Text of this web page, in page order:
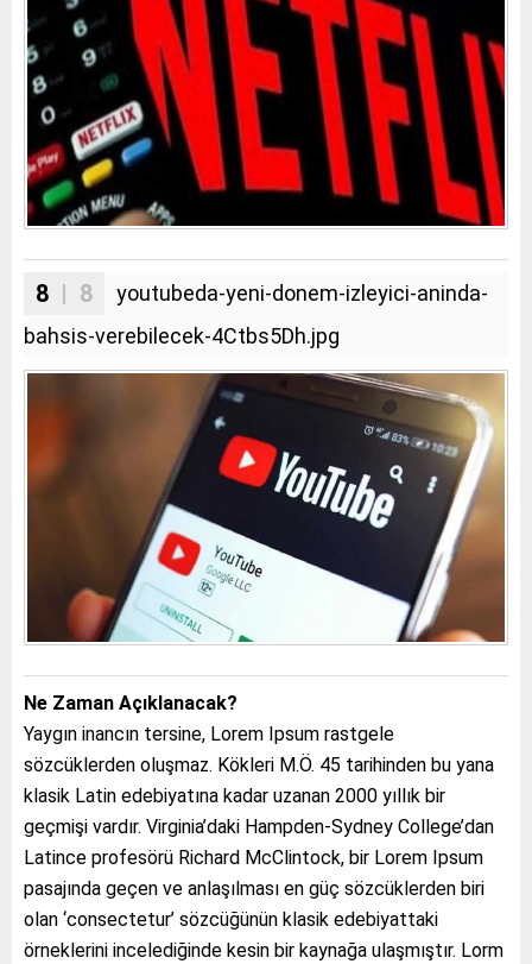
8 | 8
youtubeda-yeni-donem-izleyici-aninda-
bahsis-verebilecek-4Ctbs5Dh.jpg
Ne Zaman Açıklanacak?
Yaygın inancın tersine, Lorem Ipsum rastgele
sözcüklerden oluşmaz. Kökleri M.Ö. 45 tarihinden bu yana
klasik Latin edebiyatına kadar uzanan 2000 yıllık bir
geçmişi vardır. Virginia’daki Hampden-Sydney College’dan
Latince profesörü Richard McClintock, bir Lorem Ipsum
pasajında geçen ve anlaşılması en güç sözcüklerden biri
olan ‘consectetur’ sözcüğünün klasik edebiyattaki
örneklerini incelediğinde kesin bir kaynağa ulaşmıştır. Lorm